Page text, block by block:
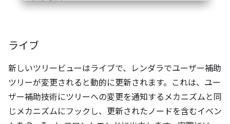
ライブ
新しいツリービューはライブで、レンダラでユーザー補助
ツリーが変更されると動的に更新されます。これは、ユー
ザー補助技術にツリーへの変更を通知するメカニズムと同
じメカニズムにフックし、更新されたノードを含むイベン